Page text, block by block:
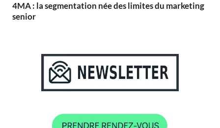
4MA : la segmentation née des limites du marketing
senior